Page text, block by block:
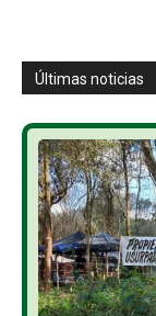
Últimas noticias